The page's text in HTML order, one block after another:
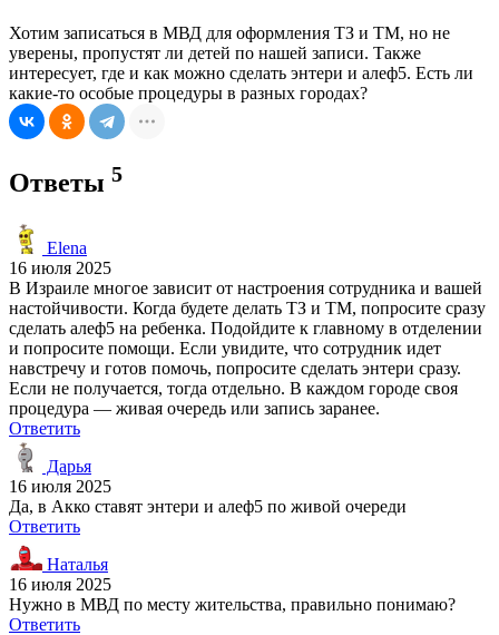
Хотим записаться в МВД для оформления ТЗ и ТМ, но не
уверены, пропустят ли детей по нашей записи. Также
интересует, где и как можно сделать энтери и алеф5. Есть ли
какие-то особые процедуры в разных городах?
Ответы 5
Elena
16 июля 2025
В Израиле многое зависит от настроения сотрудника и вашей
настойчивости. Когда будете делать ТЗ и ТМ, попросите сразу
сделать алеф5 на ребенка. Подойдите к главному в отделении
и попросите помощи. Если увидите, что сотрудник идет
навстречу и готов помочь, попросите сделать энтери сразу.
Если не получается, тогда отдельно. В каждом городе своя
процедура — живая очередь или запись заранее.
Ответить
Дарья
16 июля 2025
Да, в Акко ставят энтери и алеф5 по живой очереди
Ответить
Наталья
16 июля 2025
Нужно в МВД по месту жительства, правильно понимаю?
Ответить